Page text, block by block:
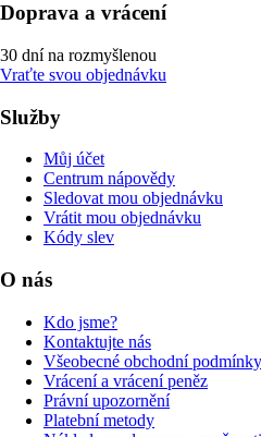
Doprava a vrácení
30 dní na rozmyšlenou
Vraťte svou objednávku
Služby
Můj účet
Centrum nápovědy
Sledovat mou objednávku
Vrátit mou objednávku
Kódy slev
O nás
Kdo jsme?
Kontaktujte nás
Všeobecné obchodní podmínky
Vrácení a vrácení peněz
Právní upozornění
Platební metody